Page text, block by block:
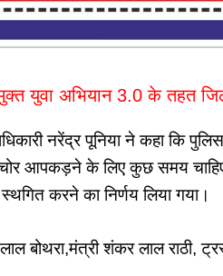
युवा अभियान 3.0 के तहत
नरेंद्र पूनिया ने कहा कि
आपकड़ने के लिए कुछ समय
स्थगित करने का निर्णय लिया गया।
बोथरा,मंत्री शंकर लाल राठी,